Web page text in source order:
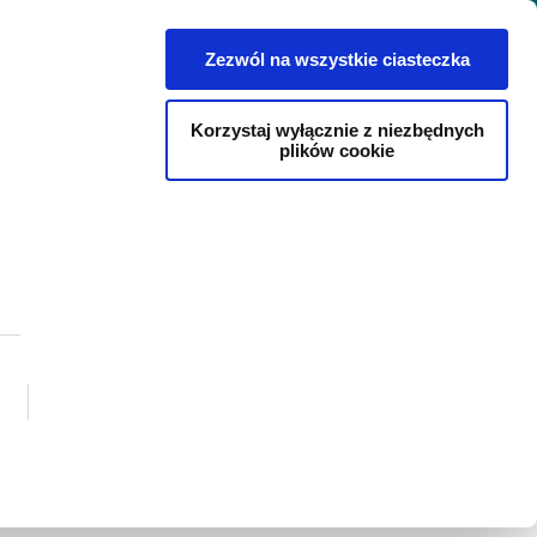
Zezwól na wszystkie ciasteczka
Korzystaj wyłącznie z niezbędnych
plików cookie
Kontakt Blog Pl
Język polski
zwrócić
fotowoltaiczne